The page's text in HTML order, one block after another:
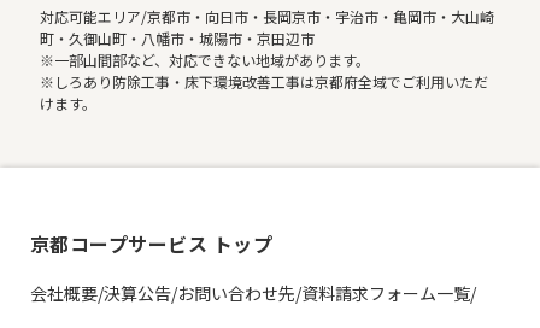
対応可能エリア/京都市・向日市・長岡京市・宇治市・亀岡市・大山崎
町・久御山町・八幡市・城陽市・京田辺市
※一部山間部など、対応できない地域があります。
※しろあり防除工事・床下環境改善工事は京都府全域でご利用いただ
けます。
京都コープサービス トップ
会社概要/決算公告/お問い合わせ先/資料請求フォーム一覧/